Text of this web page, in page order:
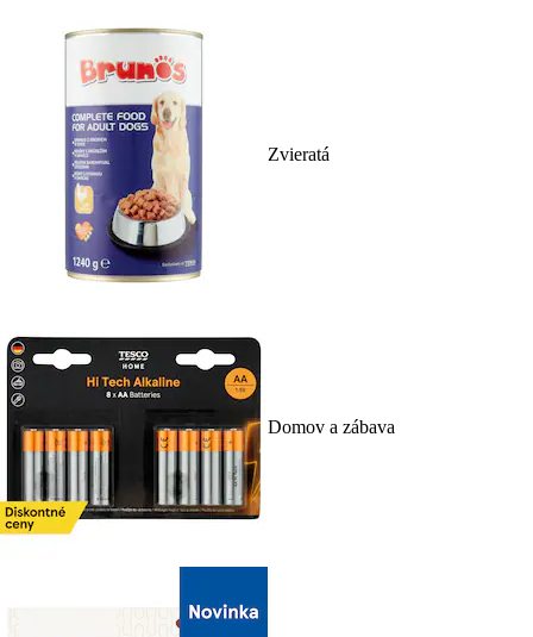
Zvieratá
Domov a zábava